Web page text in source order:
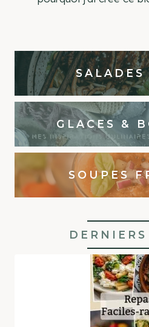
SALADES
GLACES &
SOUPES